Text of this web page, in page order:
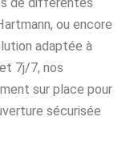
ou encore
adaptée à
7j/7, nos
sur place pour
sécurisée